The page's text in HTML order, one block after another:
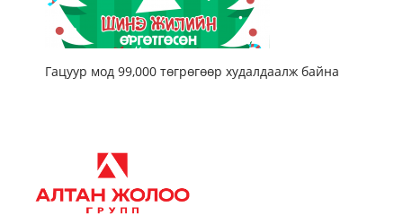
Гацуур мод 99,000 төгрөгөөр худалдаалж байна